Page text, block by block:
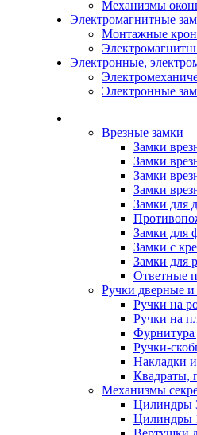
Механизмы
Электромагнитные
Монтажные
Электронные,
Электронные
Врезные замки
Замки
Замки
Замки
Замки
Замки для
Замки для
Замки с
Замки для
Ответные
Ручки дверные
Ручки на
Ручки на
Фурнитура
Ручки-
Накладки
Квадраты,
Механизмы
Цилиндры
Цилиндры